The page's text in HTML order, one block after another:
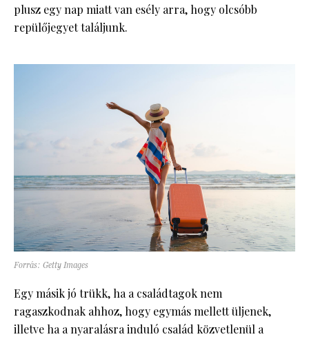
plusz egy nap miatt van esély arra, hogy olcsóbb
repülőjegyet találjunk.
Forrás: Getty Images
Egy másik jó trükk, ha a családtagok nem
ragaszkodnak ahhoz, hogy egymás mellett üljenek,
illetve ha a nyaralásra induló család közvetlenül a